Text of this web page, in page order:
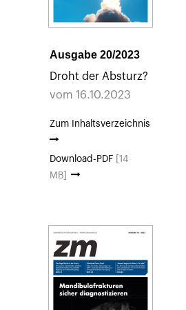
Ausgabe 20/2023
Droht der Absturz?
vom 16.10.2023
Zum Inhaltsverzeichnis
Download-PDF
[14
MB]